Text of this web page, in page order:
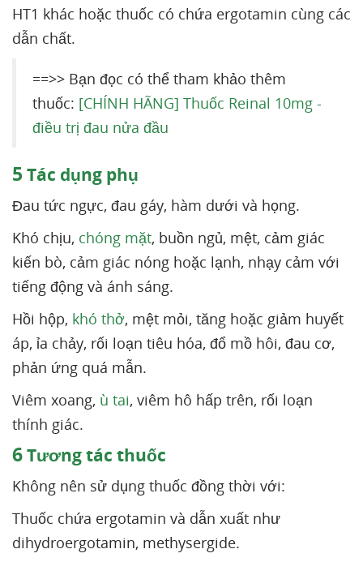
HT1 khác hoặc thuốc có chứa ergotamin cùng các
dẫn chất.
==>> Bạn đọc có thể tham khảo thêm
thuốc: [CHÍNH HÃNG] Thuốc Reinal 10mg -
điều trị đau nửa đầu
5 Tác dụng phụ
Đau tức ngực, đau gáy, hàm dưới và họng.
Khó chịu, chóng mặt, buồn ngủ, mệt, cảm giác
kiến bò, cảm giác nóng hoặc lạnh, nhạy cảm với
tiếng động và ánh sáng.
Hồi hộp, khó thở, mệt mỏi, tăng hoặc giảm huyết
áp, ỉa chảy, rối loạn tiêu hóa, đổ mồ hôi, đau cơ,
phản ứng quá mẫn.
Viêm xoang, ù tai, viêm hô hấp trên, rối loạn
thính giác.
6Tương tác thuốc
Không nên sử dụng thuốc đồng thời với:
Thuốc chứa ergotamin và dẫn xuất như
dihydroergotamin, methysergide.